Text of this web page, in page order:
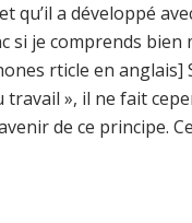
a développé
si je comprends
rticle en
travail », il ne fait
de ce principe.